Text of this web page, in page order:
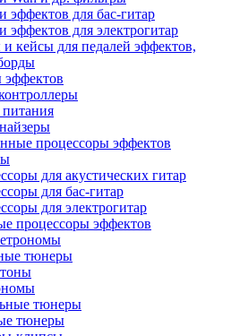
эффектов для бас-гитар
эффектов для электрогитар
кейсы для педалей эффектов,
процессоры эффектов
для акустических гитар
для бас-гитар
для электрогитар
процессоры эффектов
тюнеры
тюнеры
тюнеры